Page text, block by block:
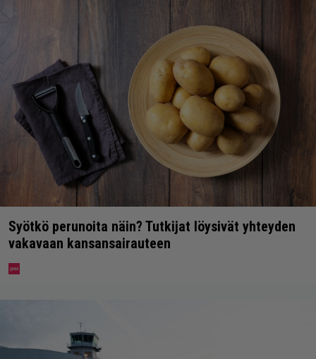
Syötkö perunoita näin? Tutkijat löysivät yhteyden
vakavaan kansansairauteen